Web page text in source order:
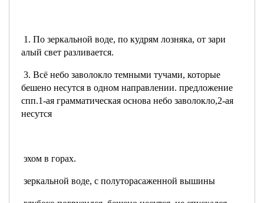
1. По зеркальной воде, по кудрям лозняка, от зари
алый свет разливается.
3. Всё небо заволокло темными тучами, которые
бешено несутся в одном направлении. предложение
спп.1-ая грамматическая основа небо заволокло,2-ая
несутся
эхом в горах.
зеркальной воде, с полуторасаженной вышины